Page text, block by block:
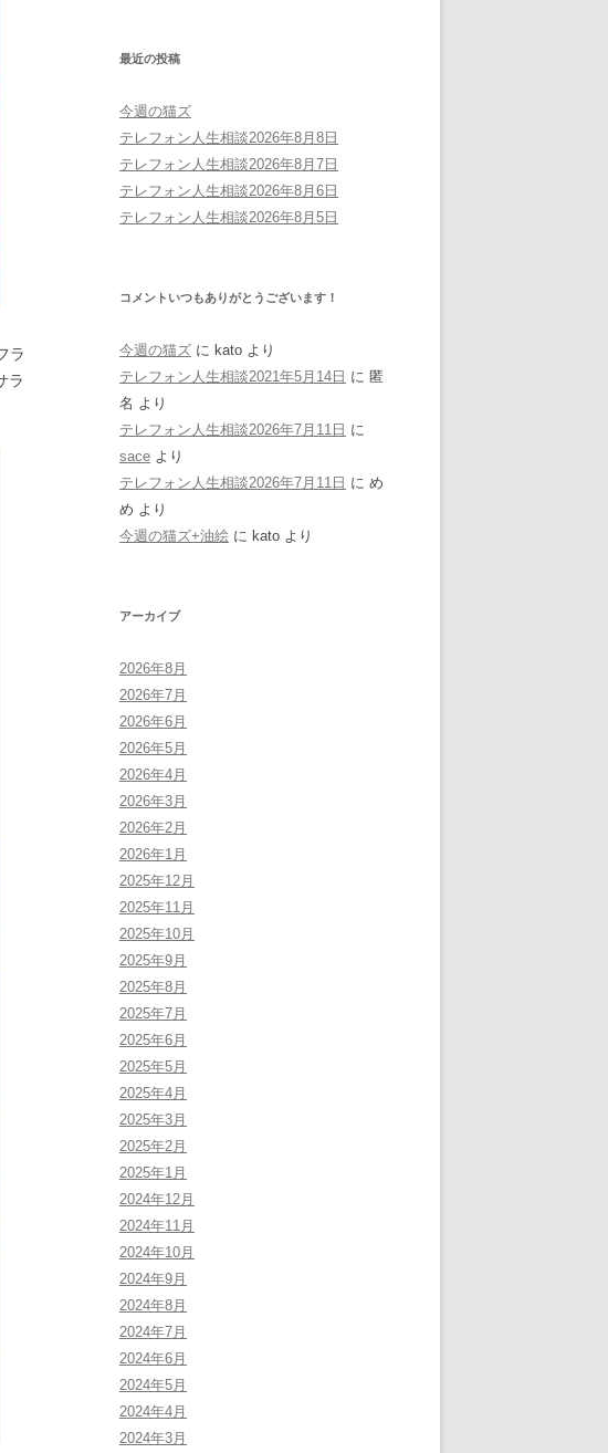
ラ
ラ
最近の投稿
今週の猫ズ
テレフォン人生相談2026年8月8日
テレフォン人生相談2026年8月7日
テレフォン人生相談2026年8月6日
テレフォン人生相談2026年8月5日
コメントいつもありがとうございます！
今週の猫ズ に kato より
テレフォン人生相談2021年5月14日 に 匿
名 より
テレフォン人生相談2026年7月11日 に
sace より
テレフォン人生相談2026年7月11日 に め
め より
今週の猫ズ+油絵 に kato より
アーカイブ
2026年8月
2026年7月
2026年6月
2026年5月
2026年4月
2026年3月
2026年2月
2026年1月
2025年12月
2025年11月
2025年10月
2025年9月
2025年8月
2025年7月
2025年6月
2025年5月
2025年4月
2025年3月
2025年2月
2025年1月
2024年12月
2024年11月
2024年10月
2024年9月
2024年8月
2024年7月
2024年6月
2024年5月
2024年4月
2024年3月